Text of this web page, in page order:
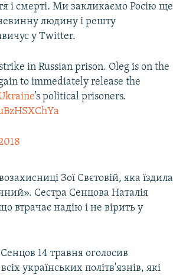
і смерті. Ми закликаємо Росію ще
людину і решту
у Twitter.
in Russian prison. Oleg is on the
to immediately release the
’s political prisoners.
Зої Свєтовій, яка їздила
Сестра Сенцова Наталія
втрачає надію і не вірить у
14 травня оголосив
українських політв'язнів, які